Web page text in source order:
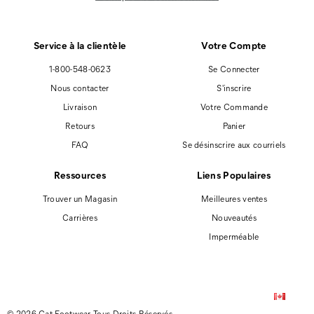
Service à la clientèle
1-800-548-0623
Nous contacter
Livraison
Retours
FAQ
Votre Compte
Se Connecter
S'inscrire
Votre Commande
Panier
Se désinscrire aux courriels
Ressources
Trouver un Magasin
Carrières
Liens Populaires
Meilleures ventes
Nouveautés
Imperméable